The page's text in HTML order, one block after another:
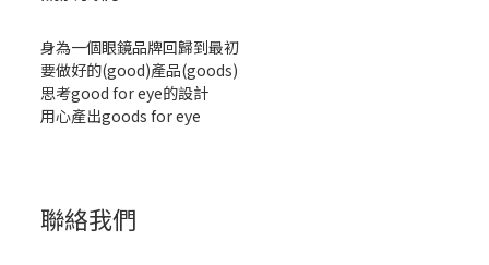
身為一個眼鏡品牌回歸到最初
要做好的(good)產品(goods)
思考good for eye的設計
用心產出goods for eye
聯絡我們